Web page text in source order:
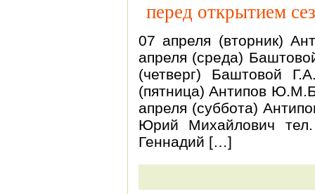
перед открытием
07 апреля (вторник)
апреля (среда)
(четверг) Баштовой
(пятница) Антипов
апреля (суббота)
Юрий Михайлович
Геннадий […]